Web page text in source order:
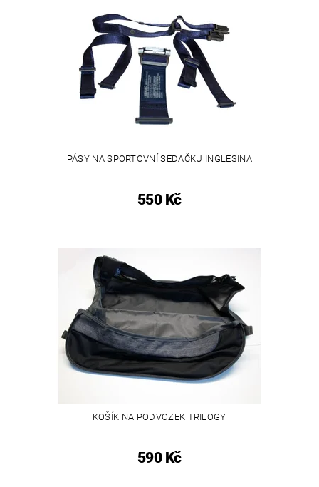
PÁSY NA SPORTOVNÍ SEDAČKU INGLESINA
550 Kč
KOŠÍK NA PODVOZEK TRILOGY
590 Kč